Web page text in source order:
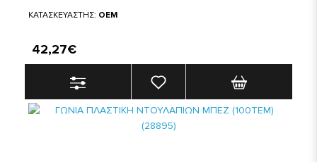
ΚΑΤΑΣΚΕΥΑΣΤΗΣ: OEM
42,27€